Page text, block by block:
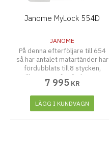
Janome MyLock 554D
JANOME
På denna efterföljare till 654
så har antalet matartänder har
fördubblats till 8 stycken,
vilket väsentligt förbättrar
matningen av olika typer av
tyg. 1300 stygn per minut. Den
har elektronisk
hastighetskontroll. Syr tyst
7 995 KR
LÄGG I KUNDVAGN